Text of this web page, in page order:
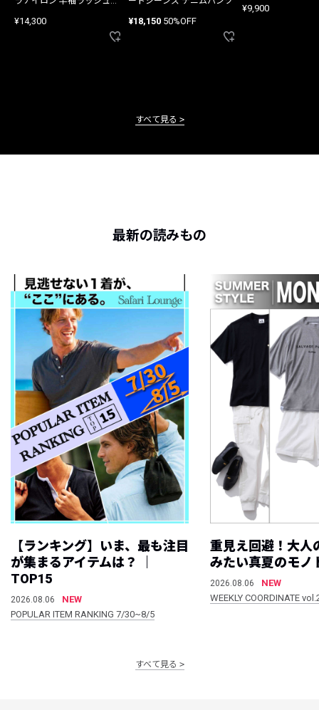
¥14,300 ¥18,150 50%OFF
¥9,900
すべて見る
最新の読みもの
【ランキング】いま、最も注目
が集まるアイテムは？ ｜
TOP15
2026.08.06
NEW
POPULAR ITEM RANKING 7/30~8/5
重見え回避！大人
みたい真夏のモノ
2026.08.06
NEW
WEEKLY COORDINATE
すべて見る